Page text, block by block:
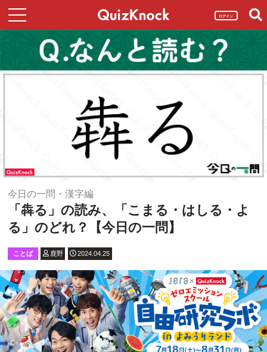
ログイン
今日の一問・漢字編
「犇る」の読み、「こまる・はしる・よ
る」のどれ？【今日の一問】
ことば 鹿野 2024.04.25